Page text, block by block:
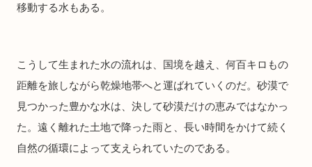
移動する水もある。
こうして生まれた水の流れは、国境を越え、何百キロもの
距離を旅しながら乾燥地帯へと運ばれていくのだ。砂漠で
見つかった豊かな水は、決して砂漠だけの恵みではなかっ
た。遠く離れた土地で降った雨と、長い時間をかけて続く
自然の循環によって支えられていたのである。